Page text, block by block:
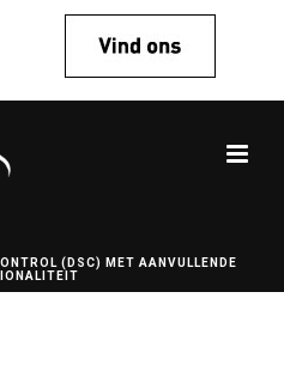
(DSC) MET AANVULLENDE